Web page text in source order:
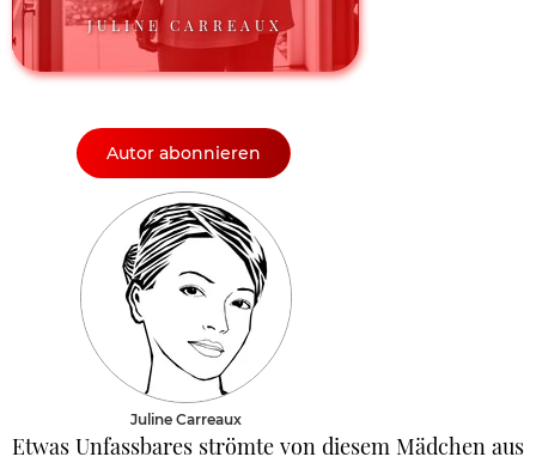
JULINE CARREAUX
Autor abonnieren
Juline Carreaux
Etwas Unfassbares strömte von diesem Mädchen aus